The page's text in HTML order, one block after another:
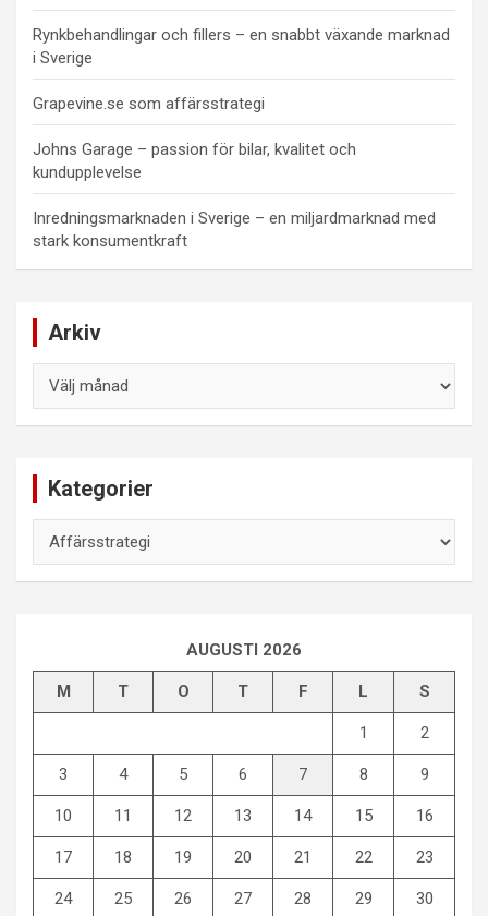
Rynkbehandlingar och fillers – en snabbt växande marknad
i Sverige
Grapevine.se som affärsstrategi
Johns Garage – passion för bilar, kvalitet och
kundupplevelse
Inredningsmarknaden i Sverige – en miljardmarknad med
stark konsumentkraft
Arkiv
Kategorier
AUGUSTI 2026
M T O T F L S
1 2
3 4 5 6 7 8 9
10 11 12 13 14 15 16
17 18 19 20 21 22 23
24 25 26 27 28 29 30